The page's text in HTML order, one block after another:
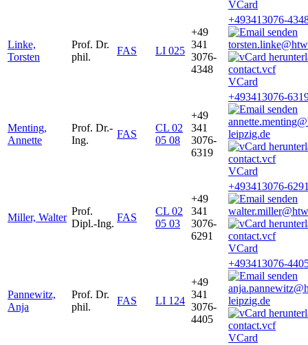
VCard
Linke,
Torsten
Prof. Dr.
phil.
FAS LI 025
+49
341
3076-
4348
+493413076-
VCard
Menting,
Annette
Prof. Dr.-
Ing.
FAS
CL 02
05 08
+49
341
3076-
6319
+493413076-
leipzig.de
VCard
Miller, Walter
Prof.
Dipl.-Ing.
FAS
CL 02
05 03
+49
341
3076-
6291
+493413076-
VCard
Pannewitz,
Anja
Prof. Dr.
phil.
FAS LI 124
+49
341
3076-
4405
+493413076-
leipzig.de
VCard